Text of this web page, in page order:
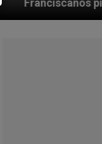
ayuda a Marco